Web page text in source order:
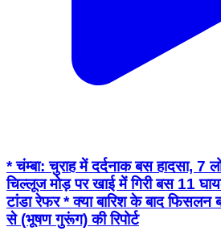
* चंम्बा: चुराह में दर्दनाक बस हादसा, 7
चिल्लूज मोड़ पर खाई में गिरी बस 11
टांडा रेफर * क्या बारिश के बाद फिसलन
से (भूषण गुरूंग) की रिपोर्ट